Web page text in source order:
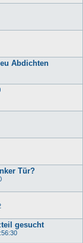
Abdichten
Tür?
gesucht